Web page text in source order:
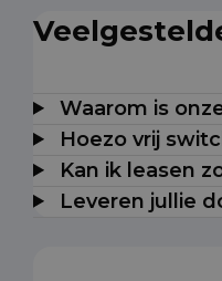
Waarom is
Hoezo vrij
Kan ik leasen
Leveren jullie